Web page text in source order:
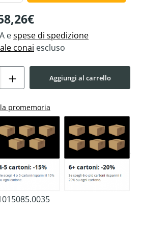
espese di spedizione
conai escluso
Aggiungi al carrello
promemoria